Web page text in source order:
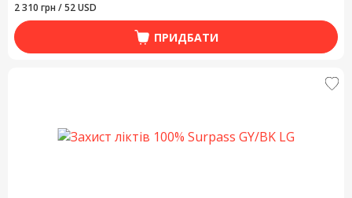
2 310 грн / 52 USD
ПРИДБАТИ